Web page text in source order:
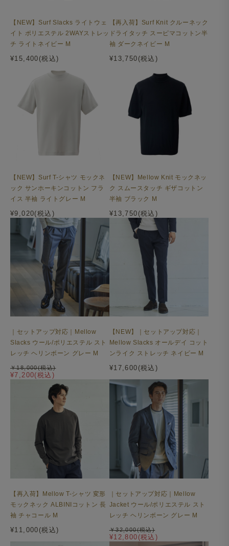
【NEW】Surf Slacks ライトウェ
イト ポリエステル 2WAYストレッ
チ ライトネイビー M
¥15,400(税込)
【再入荷】Surf Knit クルーネック
ドライタッチ スーピマコットン半
袖 ダークネイビー M
¥13,750(税込)
【NEW】Surf T-シャツ モックネ
ック サンホーキンコットン フラ
イス 半袖 ライトグレー M
¥9,020(税込)
【NEW】Mellow Knit モックネッ
ク スムースタッチ ギザコットン
半袖 ブラック M
¥13,750(税込)
｜セットアップ対応｜Mellow
Slacks ウール/ポリエステル スト
レッチ ヘリンボーン グレー M
¥7,200(税込)
￥18,000(税込)
【NEW】｜セットアップ対応｜
Mellow Slacks オールデイ コット
ンライク ストレッチ ネイビー M
¥17,600(税込)
【再入荷】Mellow T-シャツ 変形
モックネック ALBINIコットン 長
袖 チャコール M
¥11,000(税込)
｜セットアップ対応｜Mellow
Jacket ウール/ポリエステル スト
レッチ ヘリンボーン グレー M
¥12,800(税込)
￥32,000(税込)